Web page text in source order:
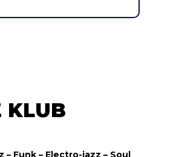
KLUB
– Funk – Electro-jazz – Soul